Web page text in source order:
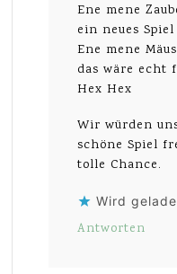
Ene mene
ein neues
Ene mene
das wäre echt
Hex Hex
Wir würden
schöne Spiel
tolle Chance.
Wird
Antworten